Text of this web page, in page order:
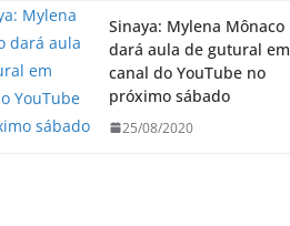
Sinaya: Mylena Mônaco
dará aula de gutural em
canal do YouTube no
próximo sábado
25/08/2020